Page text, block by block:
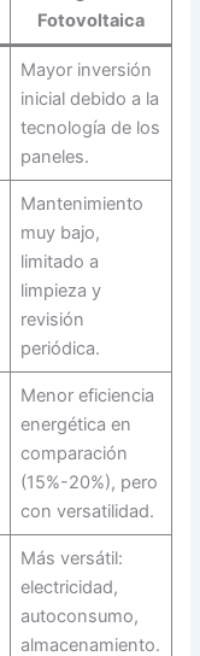
Fotovoltaica
Mayor inversión
inicial debido a la
tecnología de los
paneles.
Mantenimiento
muy bajo,
limitado a
limpieza y
revisión
periódica.
Menor eficiencia
energética en
comparación
(15%-20%), pero
con versatilidad.
Más versátil:
electricidad,
autoconsumo,
almacenamiento.